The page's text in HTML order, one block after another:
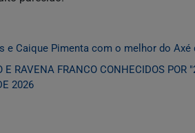
e Caique Pimenta com o melhor do
E RAVENA FRANCO CONHECIDOS POR
2026